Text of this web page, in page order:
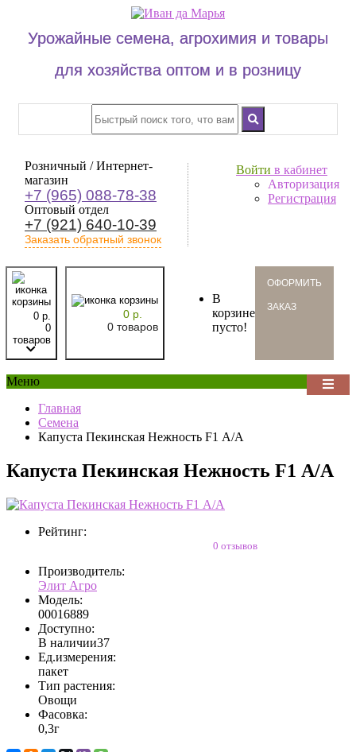
Урожайные семена, агрохимия и товары
для хозяйства оптом и в розницу
Розничный / Интернет-
магазин
+7 (965) 088-78-38
Оптовый отдел
+7 (921) 640-10-39
Заказать обратный звонок
Войти в кабинет
Авторизация
Регистрация
0 р.
0
товаров
oформить
заказ
0 р.
0 товаров
В
корзине
пусто!
Меню
Главная
Семена
Капуста Пекинская Нежность F1 А/А
Капуста Пекинская Нежность F1 А/А
Рейтинг:
0 отзывов
Производитель:
Элит Агро
Модель:
00016889
Доступно:
В наличии37
Ед.измерения:
пакет
Тип растения:
Овощи
Фасовка:
0,3г